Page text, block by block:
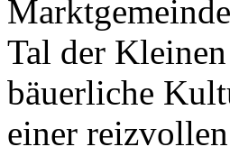
Tal der
bäuerliche
einer